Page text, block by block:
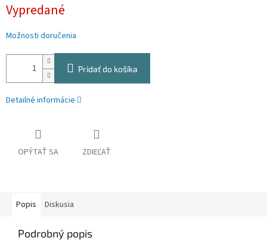
Vypredané
Možnosti doručenia
Pridať do košíka
Detailné informácie
OPÝTAŤ SA ZDIEĽAŤ
Popis Diskusia
Podrobný popis